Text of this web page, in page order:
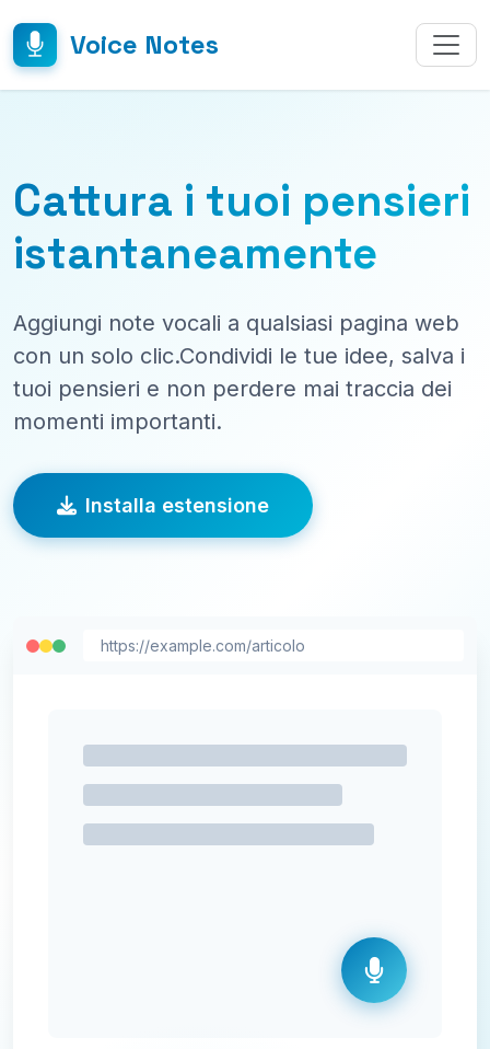
Voice Notes
Cattura i tuoi pensieri
istantaneamente
Aggiungi note vocali a qualsiasi pagina web
con un solo clic.Condividi le tue idee, salva i
tuoi pensieri e non perdere mai traccia dei
momenti importanti.
Installa estensione
https://example.com/articolo